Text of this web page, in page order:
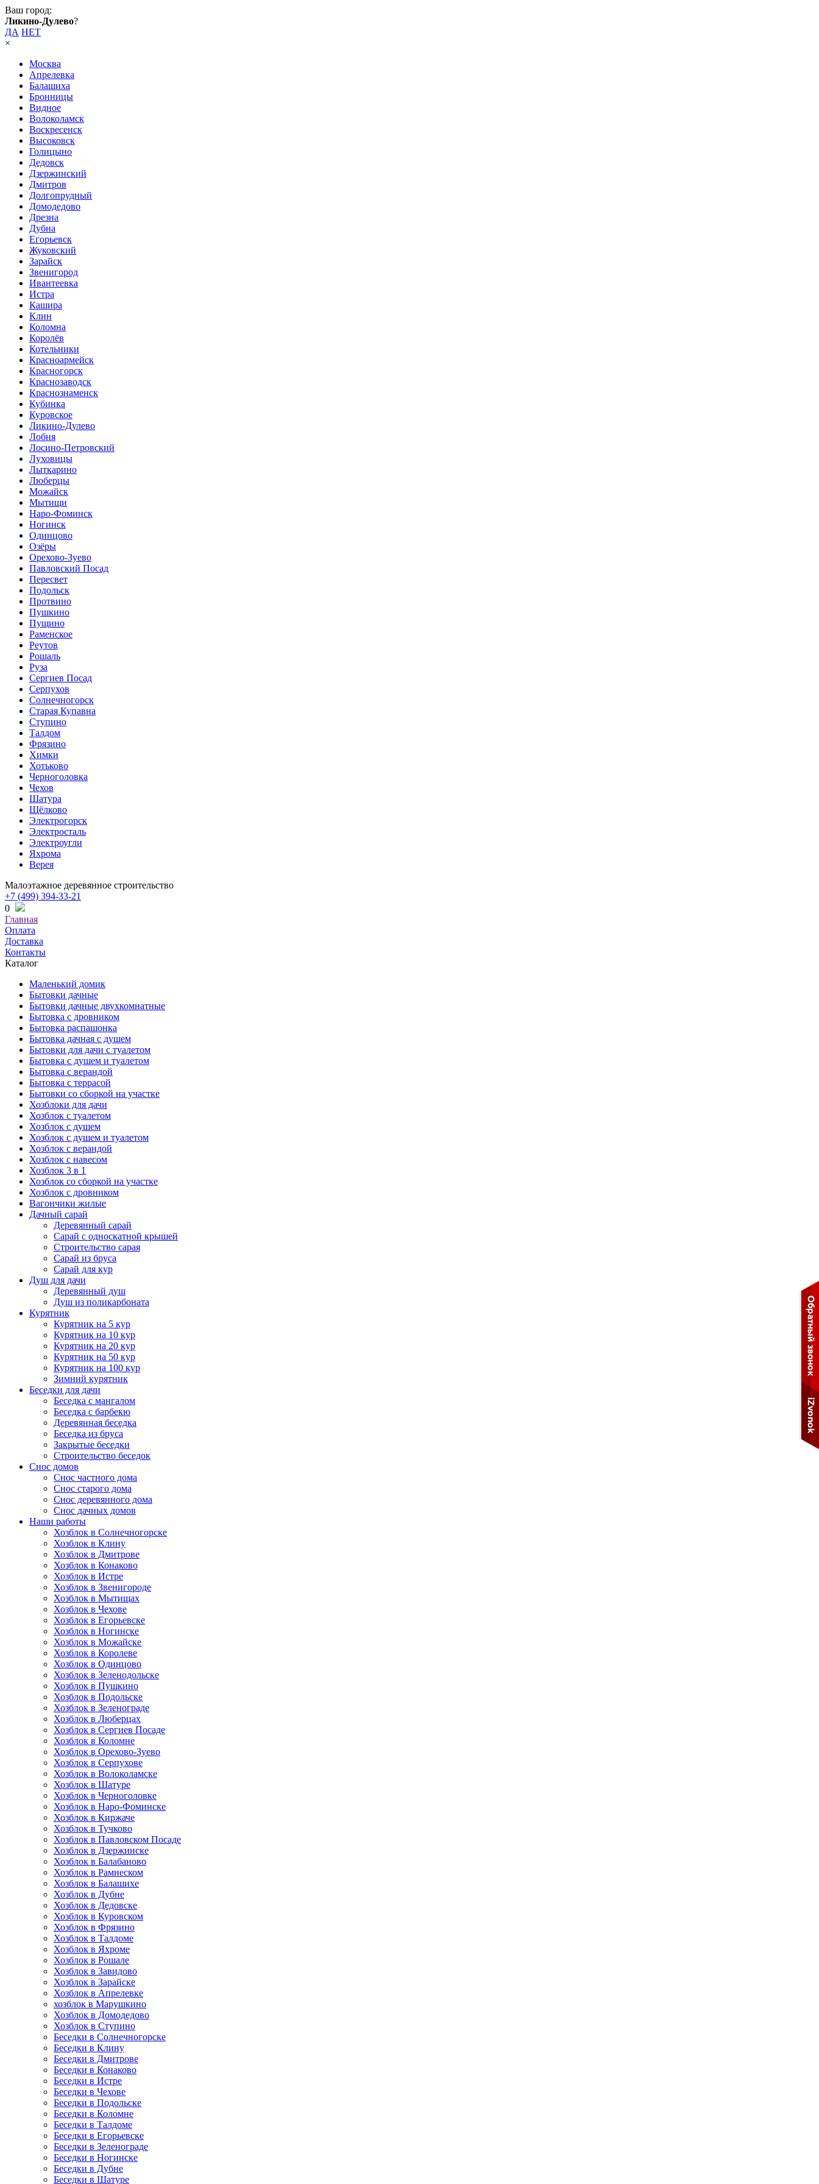
Ваш город:
Ликино-Дулево?
ДА НЕТ
×
Москва
Апрелевка
Балашиха
Бронницы
Видное
Волоколамск
Воскресенск
Высоковск
Голицыно
Дедовск
Дзержинский
Дмитров
Долгопрудный
Домодедово
Дрезна
Дубна
Егорьевск
Жуковский
Зарайск
Звенигород
Ивантеевка
Истра
Кашира
Клин
Коломна
Королёв
Котельники
Красноармейск
Красногорск
Краснозаводск
Краснознаменск
Кубинка
Куровское
Ликино-Дулево
Лобня
Лосино-Петровский
Луховицы
Лыткарино
Люберцы
Можайск
Мытищи
Наро-Фоминск
Ногинск
Одинцово
Озёры
Орехово-Зуево
Павловский Посад
Пересвет
Подольск
Протвино
Пушкино
Пущино
Раменское
Реутов
Рошаль
Руза
Сергиев Посад
Серпухов
Солнечногорск
Старая Купавна
Ступино
Талдом
Фрязино
Химки
Хотьково
Черноголовка
Чехов
Шатура
Щёлково
Электрогорск
Электросталь
Электроугли
Яхрома
Верея
Малоэтажное деревянное строительство
+7 (499) 394-33-21
0
Главная
Оплата
Доставка
Контакты
Каталог
Маленький домик
Бытовки дачные
Бытовки дачные двухкомнатные
Бытовка с дровником
Бытовка распашонка
Бытовка дачная с душем
Бытовки для дачи с туалетом
Бытовка с душем и туалетом
Бытовка с верандой
Бытовка с террасой
Бытовки со сборкой на участке
Хозблоки для дачи
Хозблок с туалетом
Хозблок с душем
Хозблок с душем и туалетом
Хозблок с верандой
Хозблок с навесом
Хозблок 3 в 1
Хозблок со сборкой на участке
Хозблок с дровником
Вагончики жилые
Дачный сарай
Деревянный сарай
Cарай с односкатной крышей
Строительство сарая
Сарай из бруса
Сарай для кур
Душ для дачи
Деревянный душ
Душ из поликарбоната
Курятник
Курятник на 5 кур
Курятник на 10 кур
Курятник на 20 кур
Курятник на 50 кур
Курятник на 100 кур
Зимний курятник
Беседки для дачи
Беседка с мангалом
Беседка с барбекю
Деревянная беседка
Беседка из бруса
Закрытые беседки
Строительство беседок
Снос домов
Снос частного дома
Снос старого дома
Снос деревянного дома
Снос дачных домов
Наши работы
Хозблок в Солнечногорске
Хозблок в Клину
Хозблок в Дмитрове
Хозблок в Конаково
Хозблок в Истре
Хозблок в Звенигороде
Хозблок в Мытищах
Хозблок в Чехове
Хозблок в Егорьевске
Хозблок в Ногинске
Хозблок в Можайске
Хозблок в Королеве
Хозблок в Одинцово
Хозблок в Зеленодольске
Хозблок в Пушкино
Хозблок в Подольске
Хозблок в Зеленограде
Хозблок в Люберцах
Хозблок в Сергиев Посаде
Хозблок в Коломне
Хозблок в Орехово-Зуево
Хозблок в Серпухове
Хозблок в Волоколамске
Хозблок в Шатуре
Хозблок в Черноголовке
Хозблок в Наро-Фоминске
Хозблок в Киржаче
Хозблок в Тучково
Хозблок в Павловском Посаде
Хозблок в Дзержинске
Хозблок в Балабаново
Хозблок в Рамнеском
Хозблок в Балашихе
Хозблок в Дубне
Хозблок в Дедовске
Хозблок в Куровском
Хозблок в Фрязино
Хозблок в Талдоме
Хозблок в Яхроме
Хозблок в Рошале
Хозблок в Завидово
Хозблок в Зарайске
Хозблок в Апрелевке
хозблок в Марушкино
Хозблок в Домодедово
Хозблок в Ступино
Беседки в Солнечногорске
Беседки в Клину
Беседки в Дмитрове
Беседки в Конаково
Беседки в Истре
Беседки в Чехове
Беседки в Подольске
Беседки в Коломне
Беседки в Талдоме
Беседки в Егорьевске
Беседки в Зеленограде
Беседки в Ногинске
Беседки в Дубне
Беседки в Шатуре